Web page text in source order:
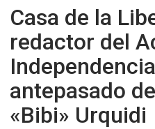
Casa de la
redactor del
antepasado
«Bibi» Urquidi